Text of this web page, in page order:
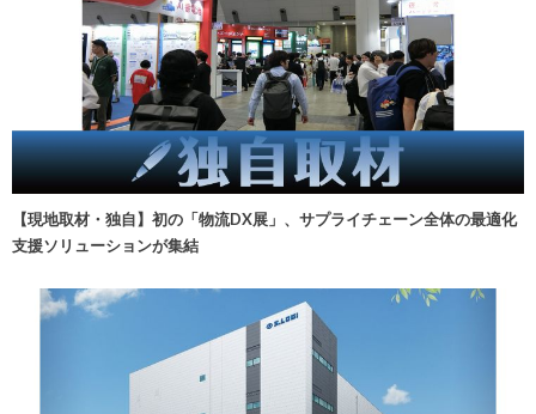
【現地取材・独自】初の「物流DX展」、サプライチェーン全体の最適化
支援ソリューションが集結